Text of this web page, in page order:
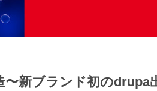
〜新ブランド初のdrupa